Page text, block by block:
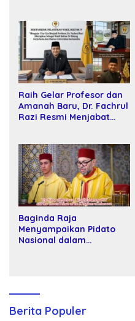
Raih Gelar Profesor dan
Amanah Baru, Dr. Fachrul
Razi Resmi Menjabat
Baginda Raja
Menyampaikan Pidato
Nasional dalam
Berita Populer